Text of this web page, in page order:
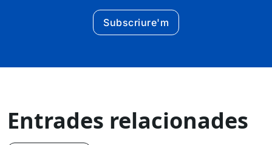
Subscriure'm
Entrades relacionades